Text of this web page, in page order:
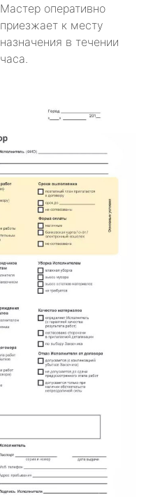
Мастер оперативно
приезжает к месту
назначения в течении
часа.